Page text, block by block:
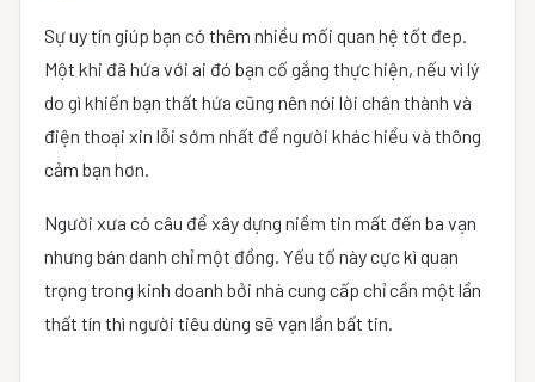
Sự uy tín giúp bạn có thêm nhiều mối quan hệ tốt đep.
Một khi đã hứa với ai đó bạn cố gắng thực hiện, nếu vì lý
do gì khiến bạn thất hứa cũng nên nói lời chân thành và
điện thoại xin lỗi sớm nhất để người khác hiểu và thông
cảm bạn hơn.
Người xưa có câu để xây dựng niềm tin mất đến ba vạn
nhưng bán danh chỉ một đồng. Yếu tố này cực kì quan
trọng trong kinh doanh bởi nhà cung cấp chỉ cần một lần
thất tín thì người tiêu dùng sẽ vạn lần bất tin.